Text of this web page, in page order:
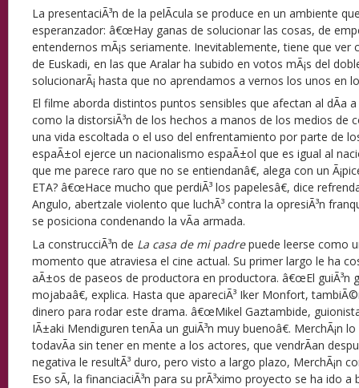
La presentaciÃ³n de la pelÃ­cula se produce en un ambiente
esperanzador: â€œHay ganas de solucionar las cosas, de
entendernos mÃ¡s seriamente. Inevitablemente, tiene que ver
de Euskadi, en las que Aralar ha subido en votos mÃ¡s del
solucionarÃ¡ hasta que no aprendamos a vernos los unos en
El filme aborda distintos puntos sensibles que afectan al dÃ­a
como la distorsiÃ³n de los hechos a manos de los medios de
una vida escoltada o el uso del enfrentamiento por parte de
espaÃ±ol ejerce un nacionalismo espaÃ±ol que es igual al
que me parece raro que no se entiendanâ€, alega con un
ETA? â€œHace mucho que perdiÃ³ los papelesâ€, dice
Angulo, abertzale violento que luchÃ³ contra la opresiÃ³n
se posiciona condenando la vÃ­a armada.
La construcciÃ³n de La casa de mi padrepuede leerse como
momento que atraviesa el cine actual. Su primer largo le ha
aÃ±os de paseos de productora en productora. â€œEl guiÃ³n
mojabaâ€, explica. Hasta que apareciÃ³ Iker Monfort,
dinero para rodar este drama. â€œMikel Gaztambide,
IÃ±aki Mendiguren tenÃ­a un guiÃ³n muy buenoâ€. MerchÃ¡n
todavÃ­a sin tener en mente a los actores, que vendrÃ­an
negativa le resultÃ³ duro, pero visto a largo plazo, MerchÃ¡n
Eso sÃ­, la financiaciÃ³n para su prÃ³ximo proyecto se ha ido a